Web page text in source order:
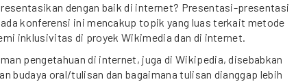
dengan baik di internet? Presentasi-presentasi
konferensi ini mencakup topik yang luas terkait metode
inklusivitas di proyek Wikimedia dan di internet.
pengetahuan di internet, juga di Wikipedia, disebabkan
budaya oral/tulisan dan bagaimana tulisan dianggap lebih